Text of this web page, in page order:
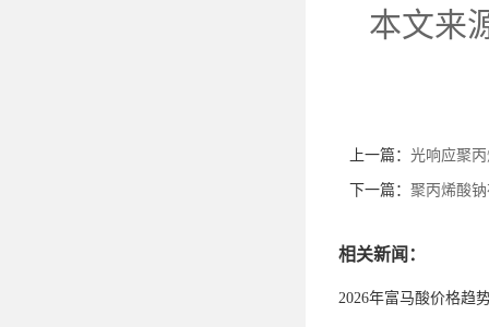
本文来
上一篇： 光响应聚
下一篇： 聚丙烯酸
相关新闻：
2026年富马酸价格趋